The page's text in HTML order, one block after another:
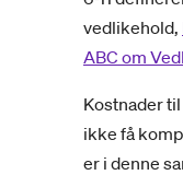
vedlikehold,
ABC om
Kostnader
ikke få
er i denne